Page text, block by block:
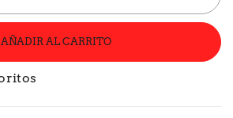
AÑADIR AL CARRITO